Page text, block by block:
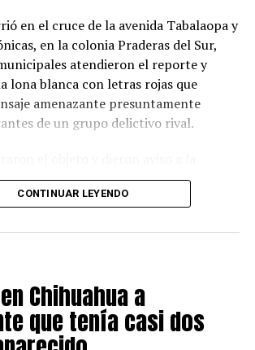
en el cruce de la avenida Tabalaopa y
en la colonia Praderas del Sur,
atendieron el reporte y
lona blanca con letras rojas que
amenazante presuntamente
de un grupo delictivo rival.
del Estado, cuyos peritos acudieron
evidencia e iniciar la carpeta de
las autoridades confirmaron que
la guardería existen cámaras de
lo que las grabaciones serán
de identificar a la persona o
el mensaje durante la
CONTINUAR LEYENDO
Chihuahua a
que tenía casi dos